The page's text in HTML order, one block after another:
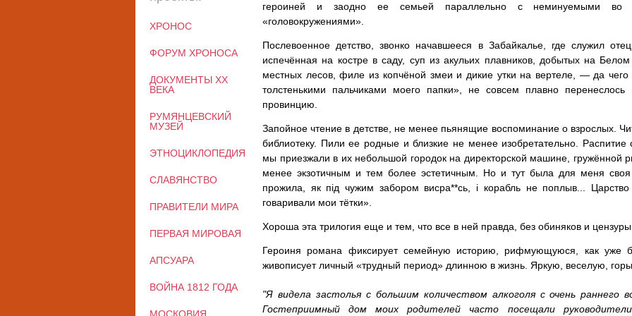
героиней и заодно ее семьей параллельно с неминуемыми во
«головокружениями».
Послевоенное детство, звонко начавшееся в Забайкалье, где служил
испечённая на костре в саду, суп из акульих плавников, добытых на
местных лесов, филе из копчёной змеи и дикие утки на вертеле, — да чего
толстенькими пальчиками моего папки», не совсем плавно
провинцию.
Запойное чтение в детстве, не менее пьянящие воспоминание о взрослых.
библиотеку. Пили ее родные и близкие не менее изобретательно.
мы приезжали в их небольшой городок на директорской машине, гружённой
менее экзотичным и тем более эстетичным. Но и тут была для меня
прожила, як пiд чужим забором висра**сь, i корабль не поплыв...
говаривали мои тётки».
Хороша эта трилогия еще и тем, что все в ней правда, без обиняков и
Героиня романа фиксирует семейную историю, рифмующуюся, как уже
живописует личный «трудный период» длинною в жизнь. Яркую, веселую,
"Я видела застолья с большим количеством алкоголя с очень
Гостеприимный дом моих родителей часто посещали
ХРОНОС
ФОРУМ ХРОНОСА
ДОКУМЕНТЫ XX
ВЕКА
РУМЯНЦЕВСКИЙ
МУЗЕЙ
ЭТНОЦИКЛОПЕДИЯ
СЛАВЯНСТВО
ПРАВИТЕЛИ МИРА
ПЕРВАЯ МИРОВАЯ
АПСУАРА
ВОЙНА 1812 ГОДА